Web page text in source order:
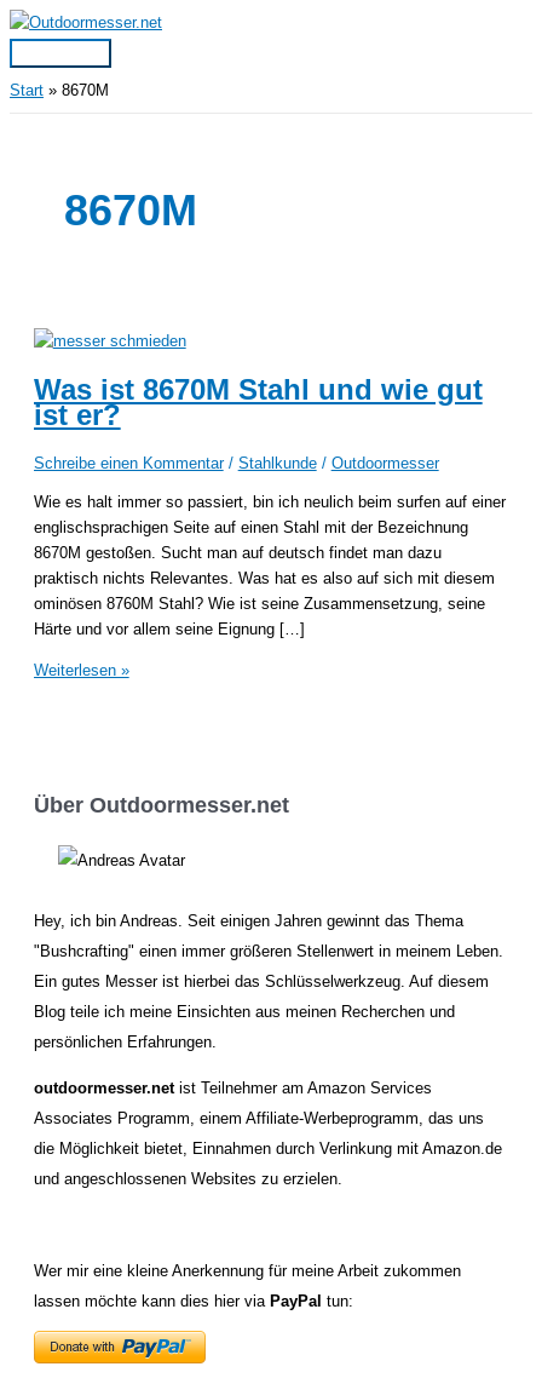
Zum
Inhalt
springenHauptmenü
Start
8670M
8670M
Was ist 8670M Stahl und wie gut
ist er?
Schreibe einen Kommentar / Stahlkunde/ Outdoormesser
Wie es halt immer so passiert, bin ich neulich beim surfen auf einer
englischsprachigen Seite auf einen Stahl mit der Bezeichnung
8670M gestoßen. Sucht man auf deutsch findet man dazu
praktisch nichts Relevantes. Was hat es also auf sich mit diesem
ominösen 8760M Stahl? Wie ist seine Zusammensetzung, seine
Härte und vor allem seine Eignung […]
Was
wie
Weiterlesen »
Über Outdoormesser.net
Hey, ich bin Andreas. Seit einigen Jahren gewinnt das Thema
"Bushcrafting" einen immer größeren Stellenwert in meinem Leben.
Ein gutes Messer ist hierbei das Schlüsselwerkzeug. Auf diesem
Blog teile ich meine Einsichten aus meinen Recherchen und
persönlichen Erfahrungen.
outdoormesser.netist Teilnehmer am Amazon Services
Associates Programm, einem Affiliate-Werbeprogramm, das uns
die Möglichkeit bietet, Einnahmen durch Verlinkung mit Amazon.de
und angeschlossenen Websites zu erzielen.
Wer mir eine kleine Anerkennung für meine Arbeit zukommen
lassen möchte kann dies hier via PayPal tun: